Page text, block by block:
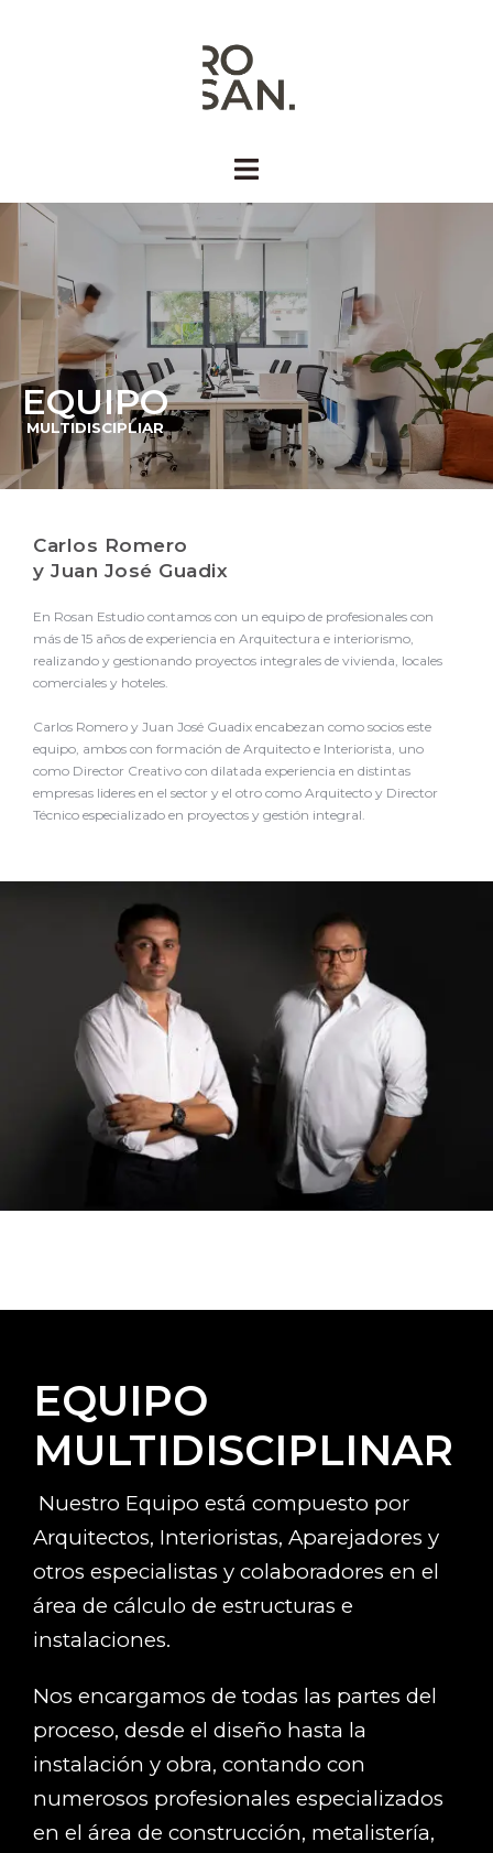
EQUIPO
MULTIDISCIPLIAR
Carlos Romero
y Juan José Guadix
En Rosan Estudio contamos con un equipo de profesionales con
más de 15 años de experiencia en Arquitectura e interiorismo,
realizando y gestionando proyectos integrales de vivienda, locales
comerciales y hoteles.
Carlos Romero y Juan José Guadix encabezan como socios este
equipo, ambos con formación de Arquitecto e Interiorista, uno
como Director Creativo con dilatada experiencia en distintas
empresas lideres en el sector y el otro como Arquitecto y Director
Técnico especializado en proyectos y gestión integral.
EQUIPO
MULTIDISCIPLINAR
Nuestro Equipo está compuesto por
Arquitectos, Interioristas, Aparejadores y
otros especialistas y colaboradores en el
área de cálculo de estructuras e
instalaciones.
Nos encargamos de todas las partes del
proceso, desde el diseño hasta la
instalación y obra, contando con
numerosos profesionales especializados
en el área de construcción, metalistería,